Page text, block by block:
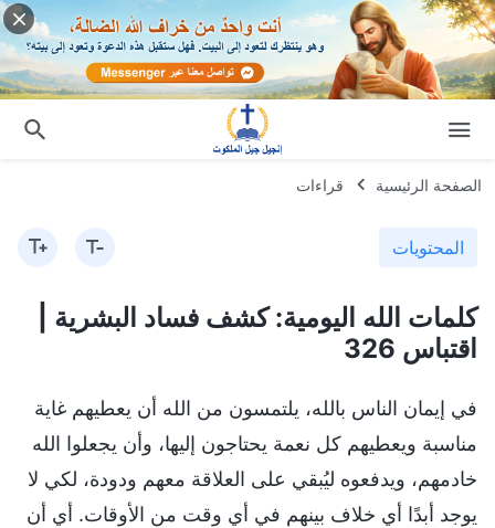
الصفحة الرئيسية قراءات
المحتويات
كلمات الله اليومية: كشف فساد البشرية |
اقتباس 326
في إيمان الناس بالله، يلتمسون من الله أن يعطيهم غاية
مناسبة ويعطيهم كل نعمة يحتاجون إليها، وأن يجعلوا الله
خادمهم، ويدفعوه ليُبقي على العلاقة معهم ودودة، لكي لا
يوجد أبدًا أي خلاف بينهم في أي وقت من الأوقات. أي أن